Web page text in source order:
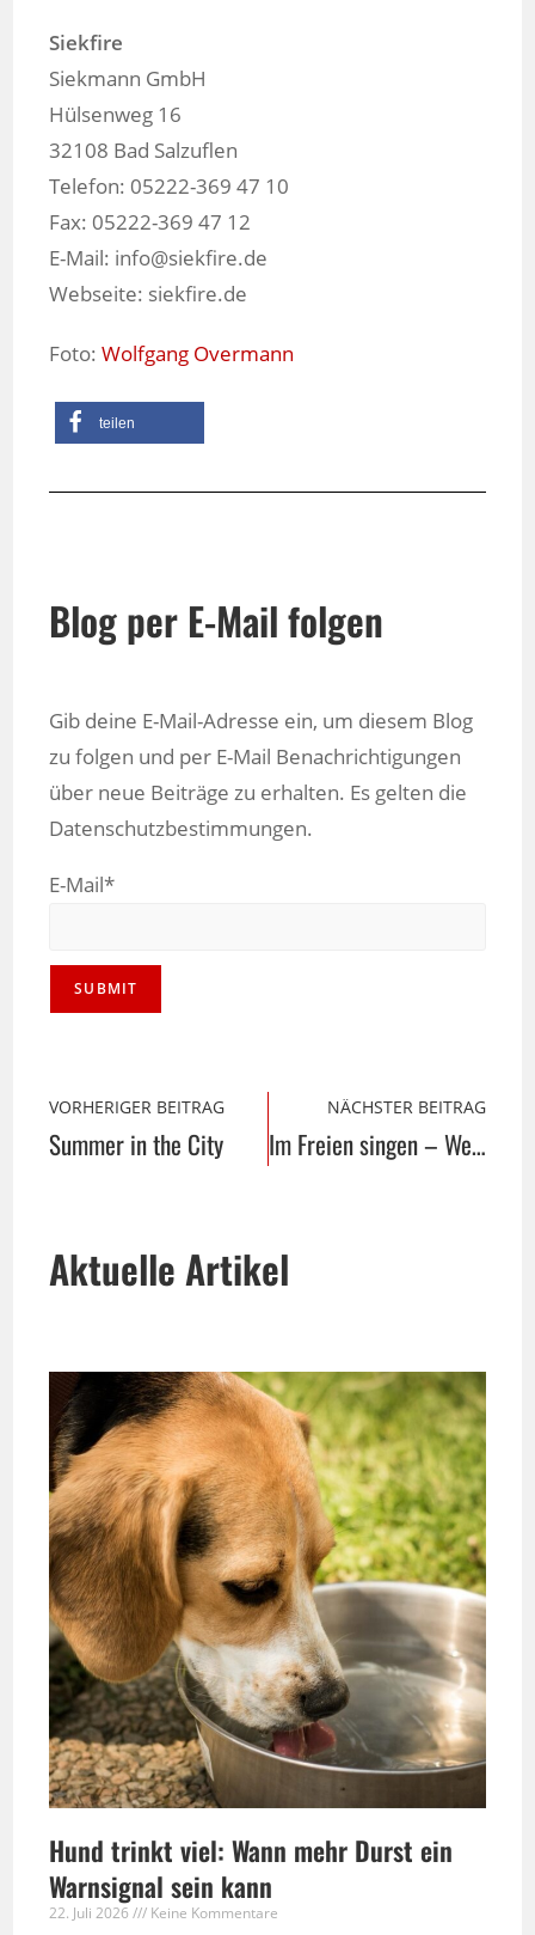
Siekfire
Siekmann GmbH
Hülsenweg 16
32108 Bad Salzuflen
Telefon: 05222-369 47 10
Fax: 05222-369 47 12
E-Mail: info@siekfire.de
Webseite: siekfire.de
Foto:Wolfgang Overmann
teilen
Blog per E-Mail folgen
Gib deine E-Mail-Adresse ein, um diesem Blog
zu folgen und per E-Mail Benachrichtigungen
über neue Beiträge zu erhalten. Es gelten die
Datenschutzbestimmungen.
E-Mail*
VORHERIGER BEITRAG
Summer in the City
NÄCHSTER BEITRAG
Im Freien singen – Wege durch das Land auf Schloss Wendlinghausen
Aktuelle Artikel
Hund trinkt viel: Wann mehr Durst ein
Warnsignal sein kann
22. Juli 2026 Keine Kommentare